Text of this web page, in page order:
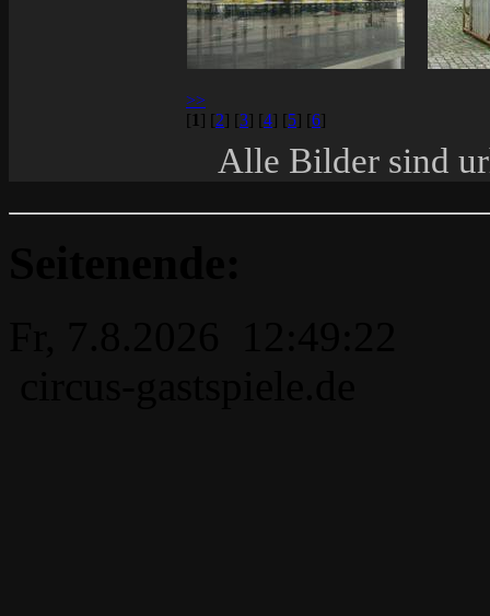
>>
[ 1 ] [2] [3] [4] [5] [6]
Alle Bilder sind